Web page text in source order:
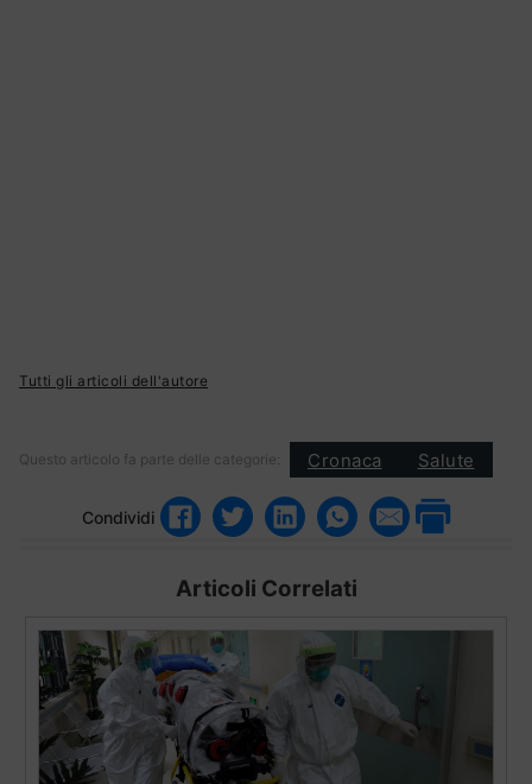
Tutti gli articoli dell'autore
Questo articolo fa parte delle categorie: Cronaca Salute
Condividi
Articoli Correlati